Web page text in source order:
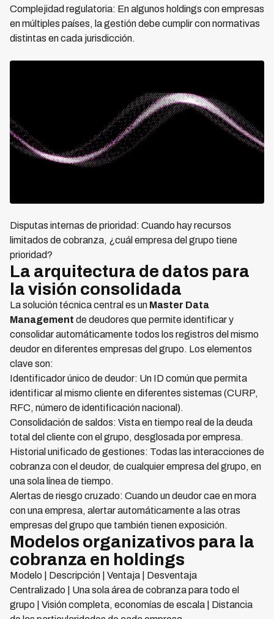
Complejidad regulatoria: En algunos holdings con empresas
en múltiples países, la gestión debe cumplir con normativas
distintas en cada jurisdicción.
Disputas internas de prioridad: Cuando hay recursos
limitados de cobranza, ¿cuál empresa del grupo tiene
prioridad?
La arquitectura de datos para
la visión consolidada
La solución técnica central es un Master Data
Management de deudores que permite identificar y
consolidar automáticamente todos los registros del mismo
deudor en diferentes empresas del grupo. Los elementos
clave son:
Identificador único de deudor: Un ID común que permita
identificar al mismo cliente en diferentes sistemas (CURP,
RFC, número de identificación nacional).
Consolidación de saldos: Vista en tiempo real de la deuda
total del cliente con el grupo, desglosada por empresa.
Historial unificado de gestiones: Todas las interacciones de
cobranza con el deudor, de cualquier empresa del grupo, en
una sola línea de tiempo.
Alertas de riesgo cruzado: Cuando un deudor cae en mora
con una empresa, alertar automáticamente a las otras
empresas del grupo que también tienen exposición.
Modelos organizativos para la
cobranza en holdings
Modelo | Descripción | Ventaja | Desventaja
Centralizado | Una sola área de cobranza para todo el
grupo | Visión completa, economías de escala | Distancia